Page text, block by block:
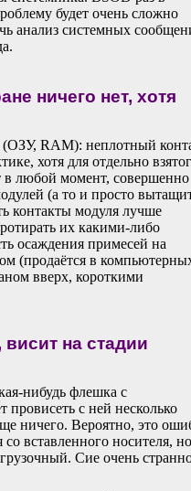
будет очень сложно
анализ системных
ничего нет, хотя
(ОЗУ, RAM): неплотный
хотя для отдельно
в любой момент, совершенно
(а то и просто
контакты модуля лучше
их какими-либо
осаждения примесей на
(продаётся в
вверх, короткими
на стадии
нибудь флешка с
с ней несколько
ничего. Вероятно, это
вставленного носителя, но
Сие очень